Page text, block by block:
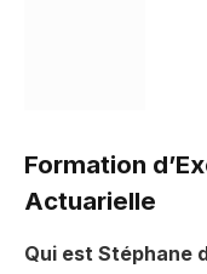
Formation
Actuarielle
Qui est Stéphane